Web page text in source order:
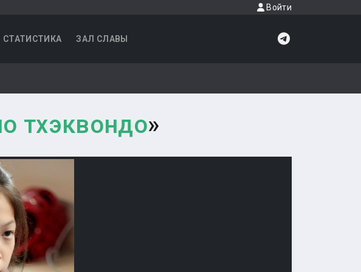
Войти
СТАТИСТИКА ЗАЛ СЛАВЫ
тхэквондо»